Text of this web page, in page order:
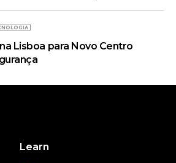
Lisboa para Novo Centro
Learn